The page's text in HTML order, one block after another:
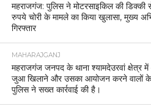
महराजगंज: पुलिस ने मोटरसाइकिल की
रुपये चोरी के मामले का किया खुलासा, मुख्य
गिरफ्तार
MAHARAJGANJ
महराजगंज जनपद के थाना श्यामदेउरवां क्षेत्र
जुआ खिलाने और उसका आयोजन करने वालों
पुलिस ने सख्त कार्रवाई की है।